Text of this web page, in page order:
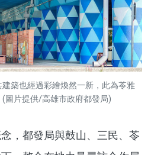
築也經過彩繪煥然一新，此為苓雅
圖片提供/高雄市政府都發局)
都發局與鼓山、三民、苓